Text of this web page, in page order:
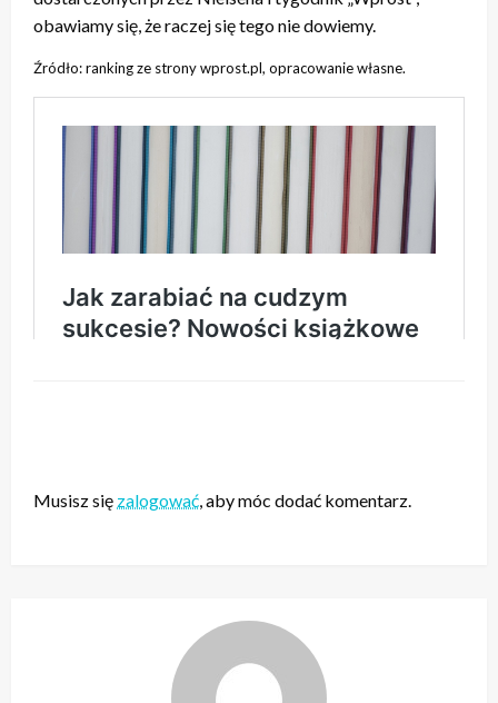
obawiamy się, że raczej się tego nie dowiemy.
Źródło: ranking ze strony wprost.pl, opracowanie własne.
Musisz się zalogować , aby móc dodać komentarz.